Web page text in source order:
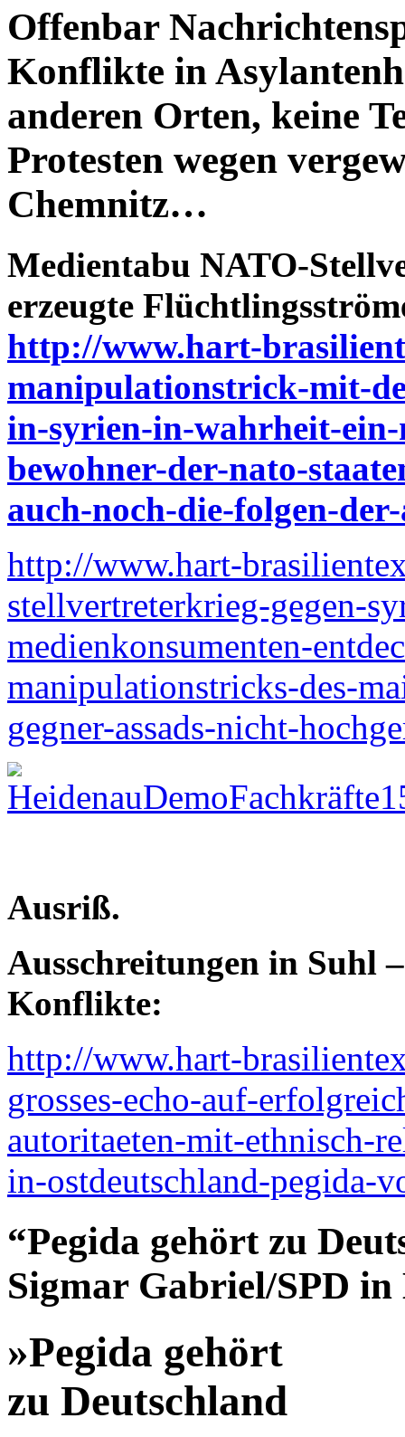
Offenbar
Konflikte in
anderen Orten, keine
Protesten wegen
Chemnitz…
Medientabu NATO-
erzeugte
http://www.hart-
manipulationstrick-mit-
in-syrien-in-wahrheit-
bewohner-der-nato-
auch-noch-die-folgen-
http://www.hart-
stellvertreterkrieg-gegen-
medienkonsumenten-
manipulationstricks-des-
gegner-assads-nicht-
Ausriß.
Ausschreitungen in Suhl
Konflikte:
http://www.hart-
grosses-echo-auf-
autoritaeten-mit-ethnisch-
in-ostdeutschland-pegida-
“Pegida gehört zu
Sigmar Gabriel/SPD
»Pegida gehört
zu Deutschland